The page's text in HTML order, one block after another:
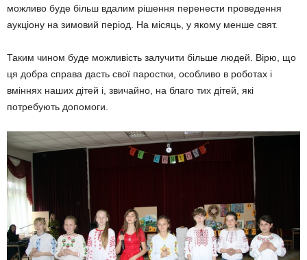
можливо буде більш вдалим рішення перенести проведення
аукціону на зимовий період. На місяць, у якому менше свят.
Таким чином буде можливість залучити більше людей. Вірю, що
ця добра справа дасть свої паростки, особливо в роботах і
вміннях наших дітей і, звичайно, на благо тих дітей, які
потребують допомоги.